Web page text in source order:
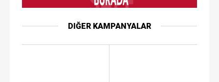
DIĞER KAMPANYALAR